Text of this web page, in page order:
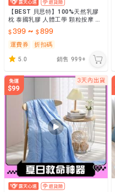
【BEST 貝思特】100%天然乳膠
枕 泰國乳膠 人體工學 顆粒按摩 彈
力支撐 防蹣 抗菌 枕頭 枕芯
399 ~ 899
運費券 折扣碼
5.0 銷售 999+